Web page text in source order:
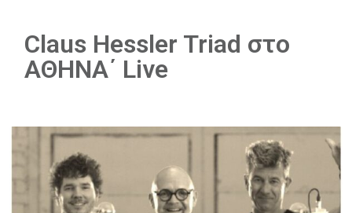
Claus Hessler Triad στο
ΑΘΗΝΑ΄ Live